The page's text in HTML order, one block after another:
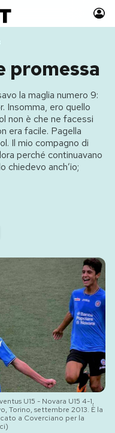
Libri
Idee
Boomer!
promessa
la maglia numero 9:
Insomma, ero quello
non è che ne facessi
era facile. Pagella
Il mio compagno di
perché continuavano
chiedevo anch’io;
U15 - Novara U15 4-1,
Torino, settembre 2013. È la
a Coverciano per la